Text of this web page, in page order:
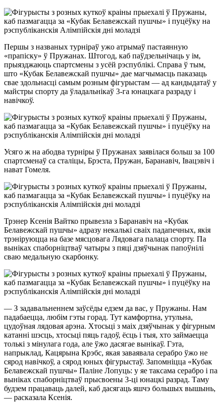
Першы з названых турніраў ужо атрымаў пастаянную
«прапіску» ў Пружанах. Штогод, каб паўдзельнічаць у ім,
прыязджаюць спартсмены з усёй рэспублікі. Справа ў тым,
што «Кубак Белавежскай пушчы» дае магчымасць паказаць
свае здольнасці самым розным фігурыстам — ад кандыдатаў у
майстры спорту да ўладальнікаў 3-га юнацкага разраду і
навічкоў.
Усяго ж на абодва турніры ў Пружанах заявілася больш за 100
спартсменаў са сталіцы, Брэста, Пружан, Баранавіч, Івацэвіч і
нават Гомеля.
Трэнер Ксенія Вайтко прывезла з Баранавіч на «Кубак
Белавежскай пушчы» адразу некалькі сваіх падапечных, якія
трэніруюцца на базе мясцовага Лядовага палаца спорту. Па
выніках спаборніцтваў чатыры з пяці дзяўчынак папоўнілі
сваю медальную скарбонку.
— З задавальненнем заўсёды едзем да вас, у Пружаны. Нам
падабаецца, любім гэты горад. Тут камфортна, утульна,
цудоўная лядовая арэна. Хтосьці з маіх дзяўчынак у фігурным
катанні шэсць, хтосьці пяць гадоў, ёсць і тыя, хто займаецца
толькі з мінулага года, але ўжо дасягае вынікаў. Гэта,
напрыклад, Кацярына Крэбс, якая заваявала серабро ўжо не
сярод навічкоў, а сярод юных фігурыстаў. Запомніцца «Кубак
Белавежскай пушчы» Паліне Лопуць: у яе таксама серабро і па
выніках спаборніцтваў прысвоены 3-ці юнацкі разрад. Таму
будзем працаваць далей, каб дасягаць яшчэ большых вышынь,
— расказала Ксенія.